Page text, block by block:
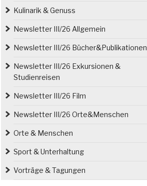
Kulinarik & Genuss
Newsletter III/26 Allgemein
Newsletter III/26 Bücher&Publikationen
Newsletter III/26 Exkursionen &
Studienreisen
Newsletter III/26 Film
Newsletter III/26 Orte&Menschen
Orte & Menschen
Sport & Unterhaltung
Vorträge & Tagungen